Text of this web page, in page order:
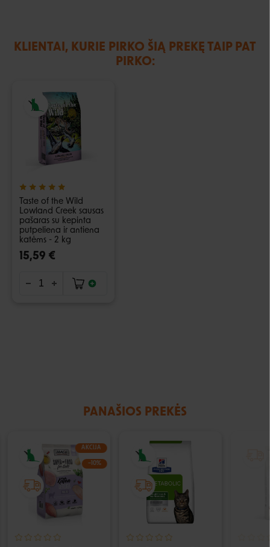
KLIENTAI, KURIE PIRKO ŠIĄ PREKĘ TAIP PAT
PIRKO:
Taste of the Wild
Lowland Creek sausas
pašaras su kepinta
putpeliena ir antiena
katėms - 2 kg
15,59 €
PANAŠIOS PREKĖS
AKCIJA
−10%